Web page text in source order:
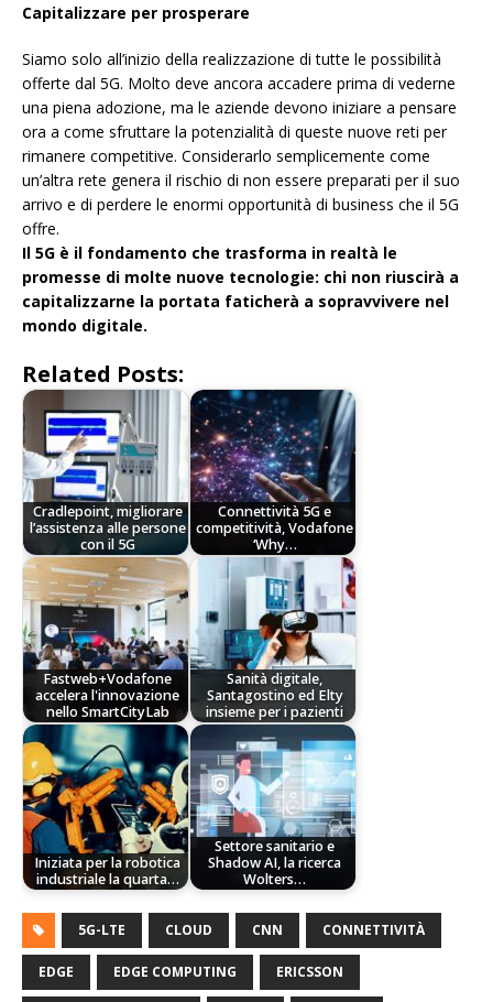
Capitalizzare per prosperare
Siamo solo all’inizio della realizzazione di tutte le possibilità
offerte dal 5G. Molto deve ancora accadere prima di vederne
una piena adozione, ma le aziende devono iniziare a pensare
ora a come sfruttare la potenzialità di queste nuove reti per
rimanere competitive. Considerarlo semplicemente come
un’altra rete genera il rischio di non essere preparati per il suo
arrivo e di perdere le enormi opportunità di business che il 5G
offre.
Il 5G è il fondamento che trasforma in realtà le
promesse di molte nuove tecnologie: chi non riuscirà a
capitalizzarne la portata faticherà a sopravvivere nel
mondo digitale.
Related Posts:
Cradlepoint, migliorare
l’assistenza alle persone
con il 5G
Connettività 5G e
competitività, Vodafone
‘Why…
Fastweb+Vodafone
accelera l'innovazione
nello SmartCityLab
Sanità digitale,
Santagostino ed Elty
insieme per i pazienti
Iniziata per la robotica
industriale la quarta…
Settore sanitario e
Shadow AI, la ricerca
Wolters…
5G-LTE CLOUD CNN CONNETTIVITÀ
EDGE EDGE COMPUTING ERICSSON